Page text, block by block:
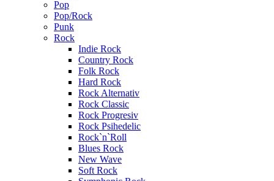
Pop
Pop/Rock
Punk
Rock
Indie Rock
Country Rock
Folk Rock
Hard Rock
Rock Alternativ
Rock Classic
Rock Progresiv
Rock Psihedelic
Rock`n`Roll
Blues Rock
New Wave
Soft Rock